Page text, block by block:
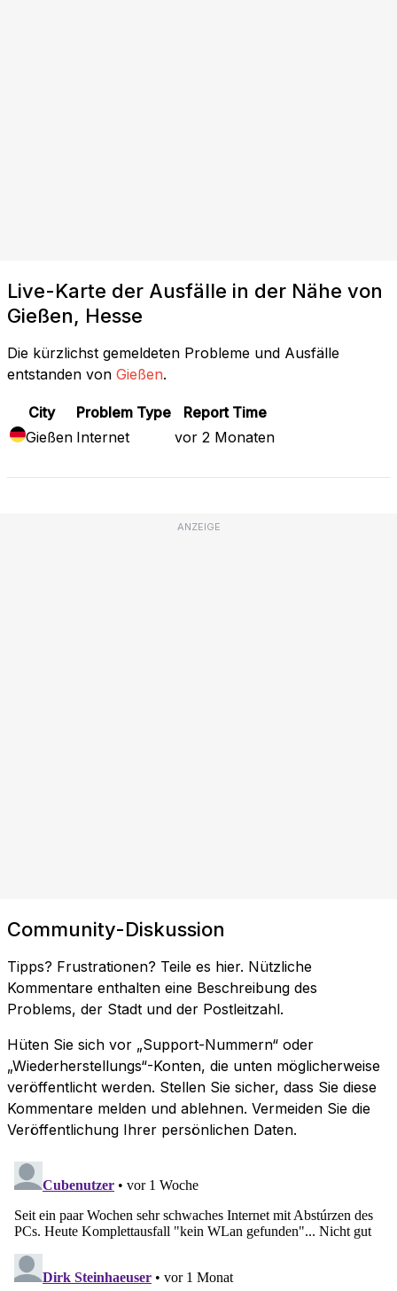
Live-Karte der Ausfälle in der Nähe von
Gießen, Hesse
Die kürzlichst gemeldeten Probleme und Ausfälle
entstanden von Gießen.
City Problem Type
Report Time
Gießen Internet vor 2 Monaten
ANZEIGE
Community-Diskussion
Tipps? Frustrationen? Teile es hier. Nützliche
Kommentare enthalten eine Beschreibung des
Problems, der Stadt und der Postleitzahl.
Hüten Sie sich vor „Support-Nummern“ oder
„Wiederherstellungs“-Konten, die unten möglicherweise
veröffentlicht werden. Stellen Sie sicher, dass Sie diese
Kommentare melden und ablehnen. Vermeiden Sie die
Veröffentlichung Ihrer persönlichen Daten.